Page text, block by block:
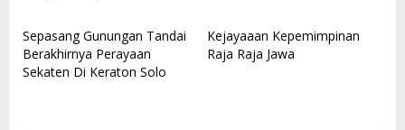
Sepasang Gunungan Tandai
Berakhirnya Perayaan
Sekaten Di Keraton Solo
Kejayaaan Kepemimpinan
Raja Raja Jawa